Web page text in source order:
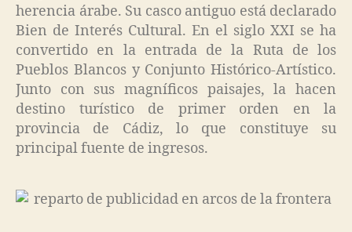
herencia árabe. Su casco antiguo está declarado
Bien de Interés Cultural. En el siglo XXI se ha
convertido en la entrada de la Ruta de los
Pueblos Blancos y Conjunto Histórico-Artístico.
Junto con sus magníficos paisajes, la hacen
destino turístico de primer orden en la
provincia de Cádiz, lo que constituye su
principal fuente de ingresos.